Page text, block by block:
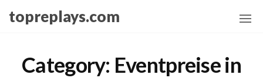
content
topreplays.com
Category: Eventpreise in